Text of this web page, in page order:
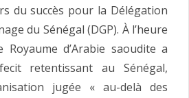
du succès pour la Délégation
du Sénégal (DGP). À l’heure
d’Arabie saoudite a
retentissant au Sénégal,
jugée « au-delà des